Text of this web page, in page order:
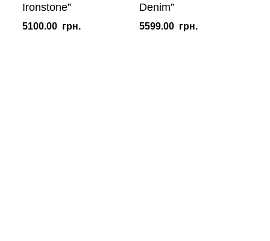
Ironstone”
5100.00 грн.
Denim”
5599.00 грн.